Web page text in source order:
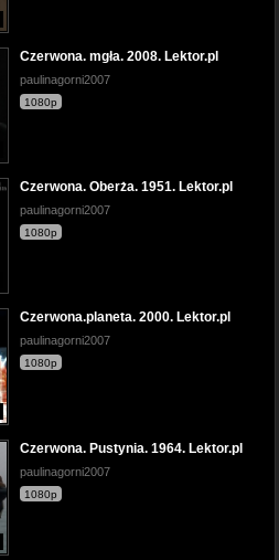
Czerwona. mgła. 2008. Lektor.pl
paulinagorni2007
1080p
Czerwona. Oberża. 1951. Lektor.pl
paulinagorni2007
1080p
Czerwona.planeta. 2000. Lektor.pl
paulinagorni2007
1080p
Czerwona. Pustynia. 1964. Lektor.pl
paulinagorni2007
1080p